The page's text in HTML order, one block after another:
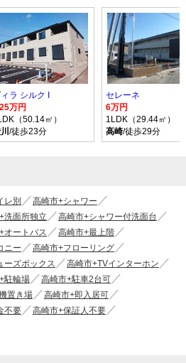
ラ シルク I
万円
（50.14㎡）
/徒歩23分
セレーネ
6万円
1LDK（29.44㎡）
高崎/徒歩29分
レ別
高崎市+シャワー
洗面所独立
高崎市+シャワー付洗面台
オートバス
高崎市+最上階
ニー
高崎市+フローリング
ーズボックス
高崎市+TVインターホン
駐輪場
高崎市+駐車2台可
置き場
高崎市+即入居可
不要
高崎市+保証人不要